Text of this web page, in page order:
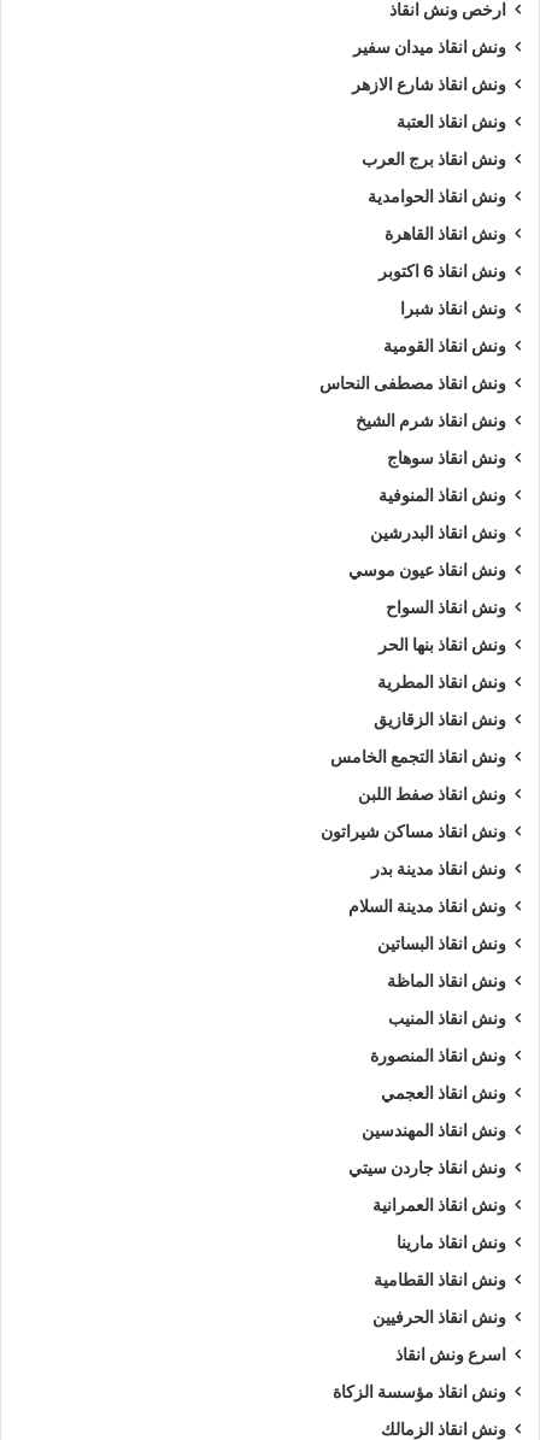
ارخص ونش انقاذ
ونش انقاذ ميدان سفير
ونش انقاذ شارع الازهر
ونش انقاذ العتبة
ونش انقاذ برج العرب
ونش انقاذ الحوامدية
ونش انقاذ القاهرة
ونش انقاذ 6 اكتوبر
ونش انقاذ شبرا
ونش انقاذ القومية
ونش انقاذ مصطفى النحاس
ونش انقاذ شرم الشيخ
ونش انقاذ سوهاج
ونش انقاذ المنوفية
ونش انقاذ البدرشين
ونش انقاذ عيون موسي
ونش انقاذ السواح
ونش انقاذ بنها الحر
ونش انقاذ المطرية
ونش انقاذ الزقازيق
ونش انقاذ التجمع الخامس
ونش انقاذ صفط اللبن
ونش انقاذ مساكن شيراتون
ونش انقاذ مدينة بدر
ونش انقاذ مدينة السلام
ونش انقاذ البساتين
ونش انقاذ الماظة
ونش انقاذ المنيب
ونش انقاذ المنصورة
ونش انقاذ العجمي
ونش انقاذ المهندسين
ونش انقاذ جاردن سيتي
ونش انقاذ العمرانية
ونش انقاذ مارينا
ونش انقاذ القطامية
ونش انقاذ الحرفيين
اسرع ونش انقاذ
ونش انقاذ مؤسسة الزكاة
ونش انقاذ الزمالك